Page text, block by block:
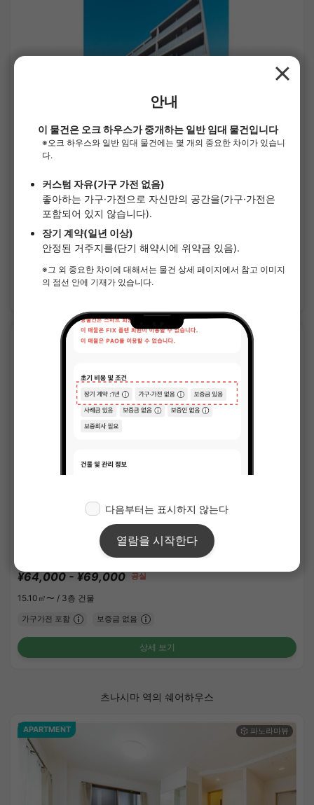
크레비스타 요코하마 츠나시마
¥106,000 - ¥106,000 공실예정
21.17㎡〜 /6층 건물
APARTMENT
리베르스테이지 츠나시마 리오
¥64,000 - ¥69,000 공실
15.10㎡〜 / 3층 건물
가구가전 포함 보증금 없음
상세 보기
츠나시마 역의 쉐어하우스
APARTMENT